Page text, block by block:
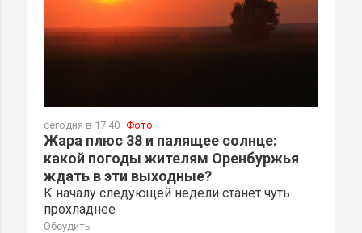
сегодня в 17:40 Фото
Жара плюс 38 и палящее солнце:
какой погоды жителям Оренбуржья
ждать в эти выходные?
К началу следующей недели станет чуть
прохладнее
Обсудить